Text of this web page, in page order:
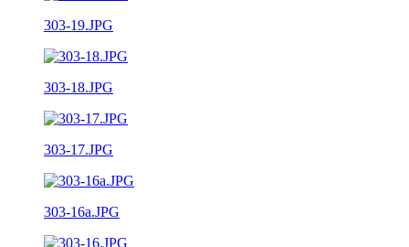
303-19.JPG
303-18.JPG
303-17.JPG
303-16a.JPG